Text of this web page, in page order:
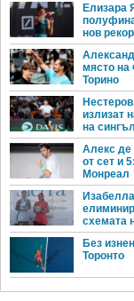
Елизара
нов
място на
Торино
излизат
на
Алекс де
от сет и
Монреал
схемата
Без
Торонто